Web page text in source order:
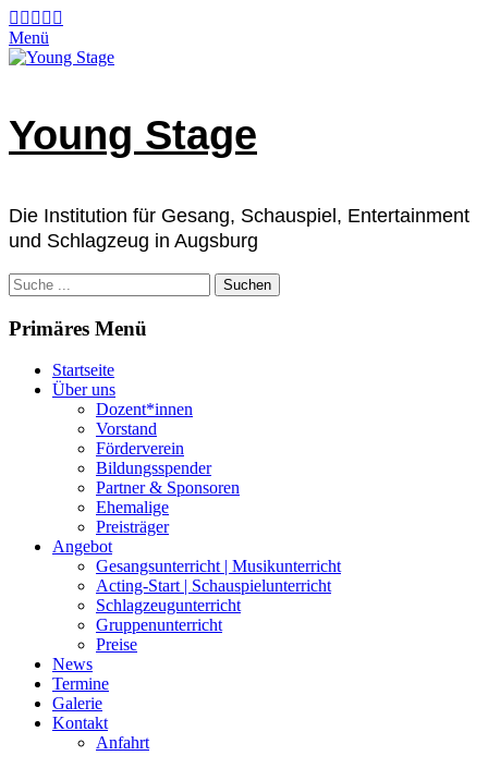
Zum
Inhalt
springen
Facebook
E-
Mail
Instagram
Telefon
Menü
Young Stage
Die Institution für Gesang, Schauspiel, Entertainment
und Schlagzeug in Augsburg
Suchen
nach:
Primäres Menü
Startseite
Über uns
Dozent*innen
Vorstand
Förderverein
Bildungsspender
Partner & Sponsoren
Ehemalige
Preisträger
Angebot
Gesangsunterricht | Musikunterricht
Acting-Start | Schauspielunterricht
Schlagzeugunterricht
Gruppenunterricht
Preise
News
Termine
Galerie
Kontakt
Anfahrt